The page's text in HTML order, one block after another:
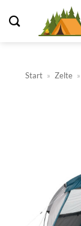
Inhalt
Start » Zelte »